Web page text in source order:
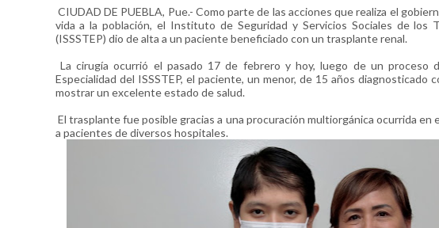
CIUDAD DE PUEBLA, Pue.- Como parte de las acciones que realiza el
vida a la población, el Instituto de Seguridad y Servicios Sociales de los
(ISSSTEP) dio de alta a un paciente beneficiado con un trasplante renal.
La cirugía ocurrió el pasado 17 de febrero y hoy, luego de un proceso
Especialidad del ISSSTEP, el paciente, un menor, de 15 años
mostrar un excelente estado de salud.
El trasplante fue posible gracias a una procuración multiorgánica ocurrida
a pacientes de diversos hospitales.